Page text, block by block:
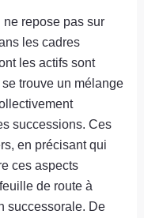
repose pas sur
les cadres
les actifs sont
trouve un mélange
successions. Ces
en précisant qui
ces aspects
de route à
successorale. De